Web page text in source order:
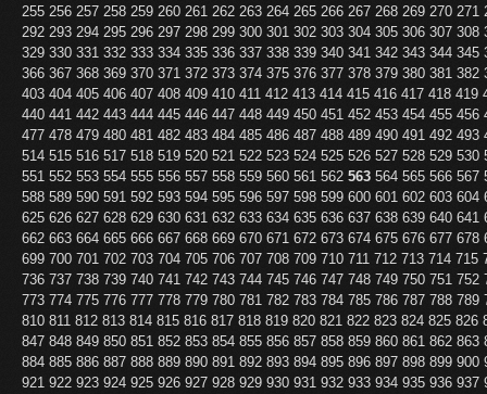
255 256 257 258 259 260 261 262 263 264 265 266 267 268 269 270 271
292 293 294 295 296 297 298 299 300 301 302 303 304 305 306 307 308
329 330 331 332 333 334 335 336 337 338 339 340 341 342 343 344 345
366 367 368 369 370 371 372 373 374 375 376 377 378 379 380 381 382
403 404 405 406 407 408 409 410 411 412 413 414 415 416 417 418 419
440 441 442 443 444 445 446 447 448 449 450 451 452 453 454 455 456
477 478 479 480 481 482 483 484 485 486 487 488 489 490 491 492 493
514 515 516 517 518 519 520 521 522 523 524 525 526 527 528 529 530
551 552 553 554 555 556 557 558 559 560 561 562 563 564 565 566 567
588 589 590 591 592 593 594 595 596 597 598 599 600 601 602 603 604
625 626 627 628 629 630 631 632 633 634 635 636 637 638 639 640 641
662 663 664 665 666 667 668 669 670 671 672 673 674 675 676 677 678
699 700 701 702 703 704 705 706 707 708 709 710 711 712 713 714 715
736 737 738 739 740 741 742 743 744 745 746 747 748 749 750 751 752
773 774 775 776 777 778 779 780 781 782 783 784 785 786 787 788 789
810 811 812 813 814 815 816 817 818 819 820 821 822 823 824 825 826
847 848 849 850 851 852 853 854 855 856 857 858 859 860 861 862 863
884 885 886 887 888 889 890 891 892 893 894 895 896 897 898 899 900
921 922 923 924 925 926 927 928 929 930 931 932 933 934 935 936 937